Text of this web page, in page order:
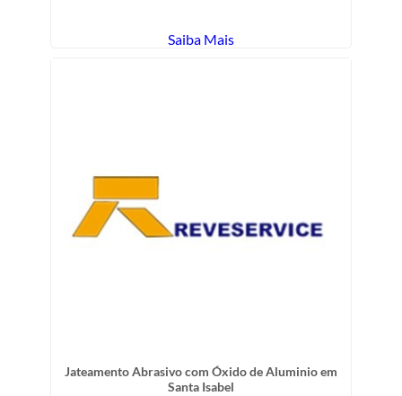
Saiba Mais
Jateamento Abrasivo com Óxido de Aluminio em
Santa Isabel